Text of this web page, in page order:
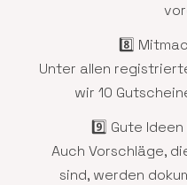
8️⃣
Unter allen
wir 10
9️⃣ Gute
Auch Vorschläge,
sind, werden